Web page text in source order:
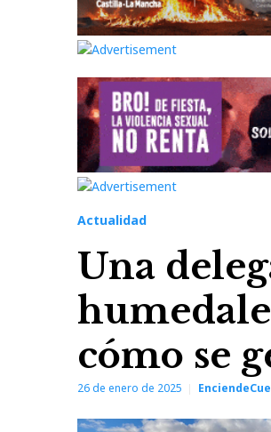
Actualidad
Una
cómo se
26 de enero de 2025